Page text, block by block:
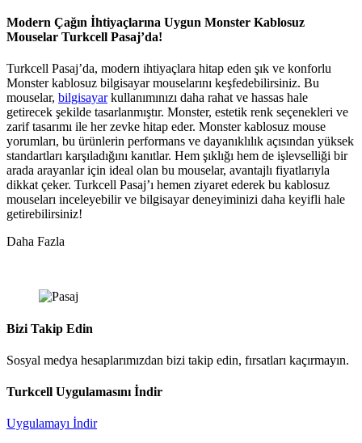
Modern Çağın İhtiyaçlarına Uygun Monster Kablosuz
Mouselar Turkcell Pasaj’da!
Turkcell Pasaj’da, modern ihtiyaçlara hitap eden şık ve konforlu
Monster kablosuz bilgisayar mouselarını keşfedebilirsiniz. Bu
mouselar, bilgisayarkullanımınızı daha rahat ve hassas hale
getirecek şekilde tasarlanmıştır. Monster, estetik renk seçenekleri ve
zarif tasarımı ile her zevke hitap eder. Monster kablosuz mouse
yorumları, bu ürünlerin performans ve dayanıklılık açısından yüksek
standartları karşıladığını kanıtlar. Hem şıklığı hem de işlevselliği bir
arada arayanlar için ideal olan bu mouselar, avantajlı fiyatlarıyla
dikkat çeker. Turkcell Pasaj’ı hemen ziyaret ederek bu kablosuz
mouseları inceleyebilir ve bilgisayar deneyiminizi daha keyifli hale
getirebilirsiniz!
Daha Fazla
Bizi Takip Edin
Sosyal medya hesaplarımızdan bizi takip edin, fırsatları kaçırmayın.
Turkcell Uygulamasını İndir
Uygulamayı İndir